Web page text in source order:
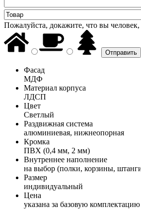
Пожалуйста, докажите, что вы
Фасад
МДФ
Материал корпуса
ЛДСП
Цвет
Светлый
Раздвижная система
алюминиевая, нижнеопорная
Кромка
ПВХ (0,4 мм, 2 мм)
Внутреннее наполнение
на выбор (полки, корзины,
Размер
индивидуальный
Цена
указана за базовую комплектацию